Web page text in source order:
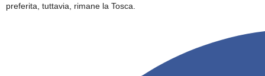
preferita, tuttavia, rimane la Tosca.